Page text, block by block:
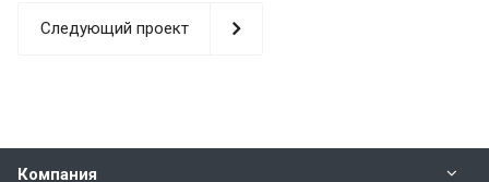
Следующий проект
Компания